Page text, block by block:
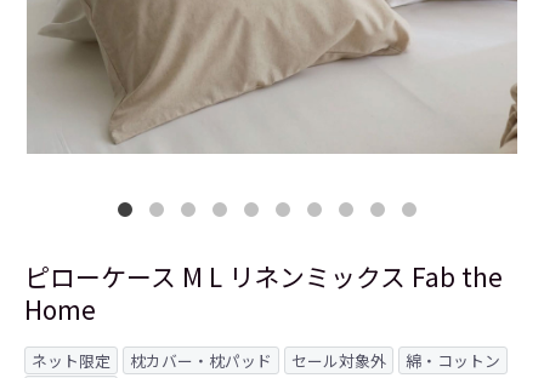
ピローケース M L リネンミックス Fab the
Home
ネット限定 枕カバー・枕パッド セール対象外
綿・コットン